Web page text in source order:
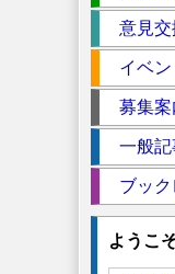
ク
シ
意見
イベ
募集案
一般記
ブッ
ようこ